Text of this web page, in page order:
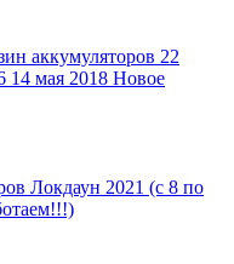
аккумуляторов 22
14 мая 2018 Новое
Локдаун 2021 (с 8 по